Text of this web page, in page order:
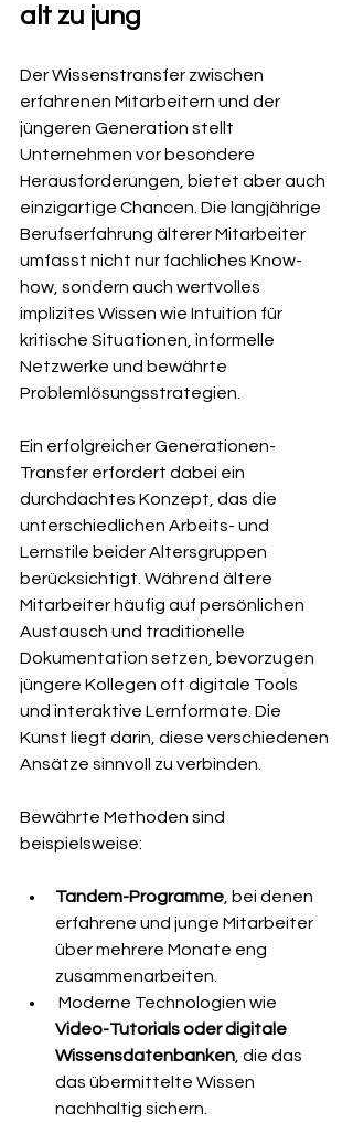
alt zu jung
Der Wissenstransfer zwischen
erfahrenen Mitarbeitern und der
jüngeren Generation stellt
Unternehmen vor besondere
Herausforderungen, bietet aber auch
einzigartige Chancen. Die langjährige
Berufserfahrung älterer Mitarbeiter
umfasst nicht nur fachliches Know-
how, sondern auch wertvolles
implizites Wissen wie Intuition für
kritische Situationen, informelle
Netzwerke und bewährte
Problemlösungsstrategien.
Ein erfolgreicher Generationen-
Transfer erfordert dabei ein
durchdachtes Konzept, das die
unterschiedlichen Arbeits- und
Lernstile beider Altersgruppen
berücksichtigt. Während ältere
Mitarbeiter häufig auf persönlichen
Austausch und traditionelle
Dokumentation setzen, bevorzugen
jüngere Kollegen oft digitale Tools
und interaktive Lernformate. Die
Kunst liegt darin, diese verschiedenen
Ansätze sinnvoll zu verbinden.
Bewährte Methoden sind
beispielsweise:
Tandem-Programme , bei denen
erfahrene und junge Mitarbeiter
über mehrere Monate eng
zusammenarbeiten.
Moderne Technologien wie
Video-Tutorials oder digitale
Wissensdatenbanken , die das
das übermittelte Wissen
nachhaltig sichern.